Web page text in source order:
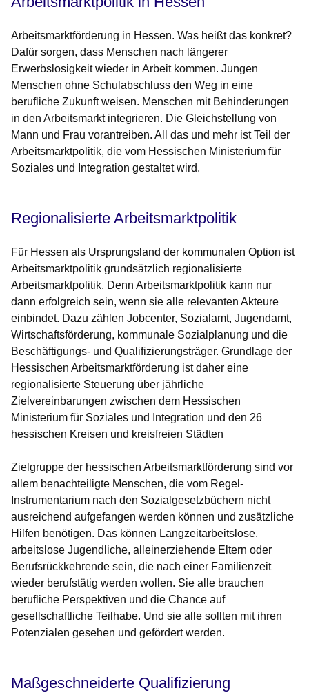
Arbeitsmarktförderung in Hessen. Was heißt das konkret?
Dafür sorgen, dass Menschen nach längerer
Erwerbslosigkeit wieder in Arbeit kommen. Jungen
Menschen ohne Schulabschluss den Weg in eine
berufliche Zukunft weisen. Menschen mit Behinderungen
in den Arbeitsmarkt integrieren. Die Gleichstellung von
Mann und Frau vorantreiben. All das und mehr ist Teil der
Arbeitsmarktpolitik, die vom Hessischen Ministerium für
Soziales und Integration gestaltet wird.
Regionalisierte Arbeitsmarktpolitik
Für Hessen als Ursprungsland der kommunalen Option ist
Arbeitsmarktpolitik grundsätzlich regionalisierte
Arbeitsmarktpolitik. Denn Arbeitsmarktpolitik kann nur
dann erfolgreich sein, wenn sie alle relevanten Akteure
einbindet. Dazu zählen Jobcenter, Sozialamt, Jugendamt,
Wirtschaftsförderung, kommunale Sozialplanung und die
Beschäftigungs- und Qualifizierungsträger. Grundlage der
Hessischen Arbeitsmarktförderung ist daher eine
regionalisierte Steuerung über jährliche
Zielvereinbarungen zwischen dem Hessischen
Ministerium für Soziales und Integration und den 26
hessischen Kreisen und kreisfreien Städten
Zielgruppe der hessischen Arbeitsmarktförderung sind vor
allem benachteiligte Menschen, die vom Regel-
Instrumentarium nach den Sozialgesetzbüchern nicht
ausreichend aufgefangen werden können und zusätzliche
Hilfen benötigen. Das können Langzeitarbeitslose,
arbeitslose Jugendliche, alleinerziehende Eltern oder
Berufsrückkehrende sein, die nach einer Familienzeit
wieder berufstätig werden wollen. Sie alle brauchen
berufliche Perspektiven und die Chance auf
gesellschaftliche Teilhabe. Und sie alle sollten mit ihren
Potenzialen gesehen und gefördert werden.
Maßgeschneiderte Qualifizierung